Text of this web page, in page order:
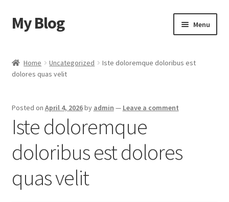
Skip
to
Skip
to
My Blog Menu
Cart
Checkout
My account
Sample Page
Shop
Home Uncategorized
Iste doloremque doloribus est
dolores quas velit
Posted on April 4, 2026by admin — Leave a comment
Iste doloremque
doloribus est dolores
quas velit